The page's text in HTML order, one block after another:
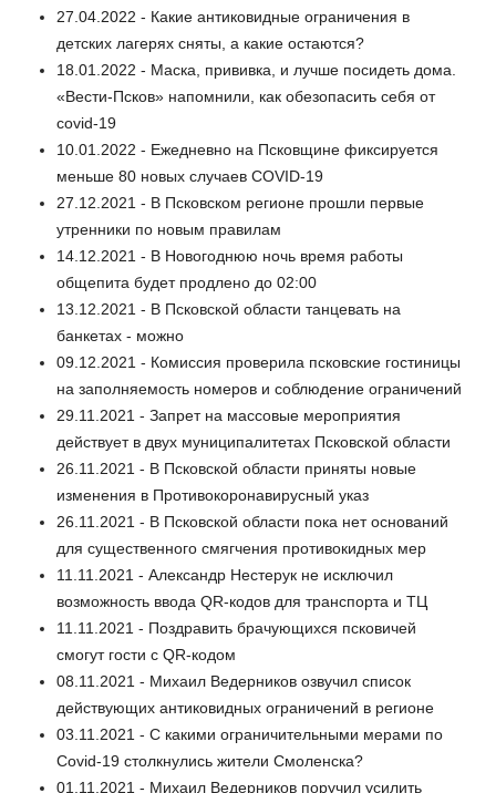
27.04.2022 - Какие антиковидные ограничения в
детских лагерях сняты, а какие остаются?
18.01.2022 - Маска, прививка, и лучше посидеть дома.
«Вести-Псков» напомнили, как обезопасить себя от
covid-19
10.01.2022 - Ежедневно на Псковщине фиксируется
меньше 80 новых случаев СOVID-19
27.12.2021 - В Псковском регионе прошли первые
утренники по новым правилам
14.12.2021 - В Новогоднюю ночь время работы
общепита будет продлено до 02:00
13.12.2021 - В Псковской области танцевать на
банкетах - можно
09.12.2021 - Комиссия проверила псковские гостиницы
на заполняемость номеров и соблюдение ограничений
29.11.2021 - Запрет на массовые мероприятия
действует в двух муниципалитетах Псковской области
26.11.2021 - В Псковской области приняты новые
изменения в Противокоронавирусный указ
26.11.2021 - В Псковской области пока нет оснований
для существенного смягчения противокидных мер
11.11.2021 - Александр Нестерук не исключил
возможность ввода QR-кодов для транспорта и ТЦ
11.11.2021 - Поздравить брачующихся псковичей
смогут гости с QR-кодом
08.11.2021 - Михаил Ведерников озвучил список
действующих антиковидных ограничений в регионе
03.11.2021 - С какими ограничительными мерами по
Сovid-19 столкнулись жители Смоленска?
01.11.2021 - Михаил Ведерников поручил усилить